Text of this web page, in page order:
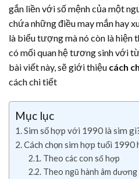
gắn liền với số mệnh của một
chứa những điều may mắn hay
là biểu tượng mà nó còn là hiện
có mối quan hệ tương sinh với
bài viết này, sẽ giới thiệu cách
cách chi tiết
Mục lục
Sim số hợp với 1990 là sim
Cách chọn sim hợp tuổi 1990
Theo các con số hợp
Theo ngũ hành âm dương